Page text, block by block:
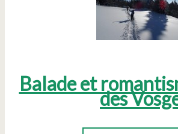
Balade et
des